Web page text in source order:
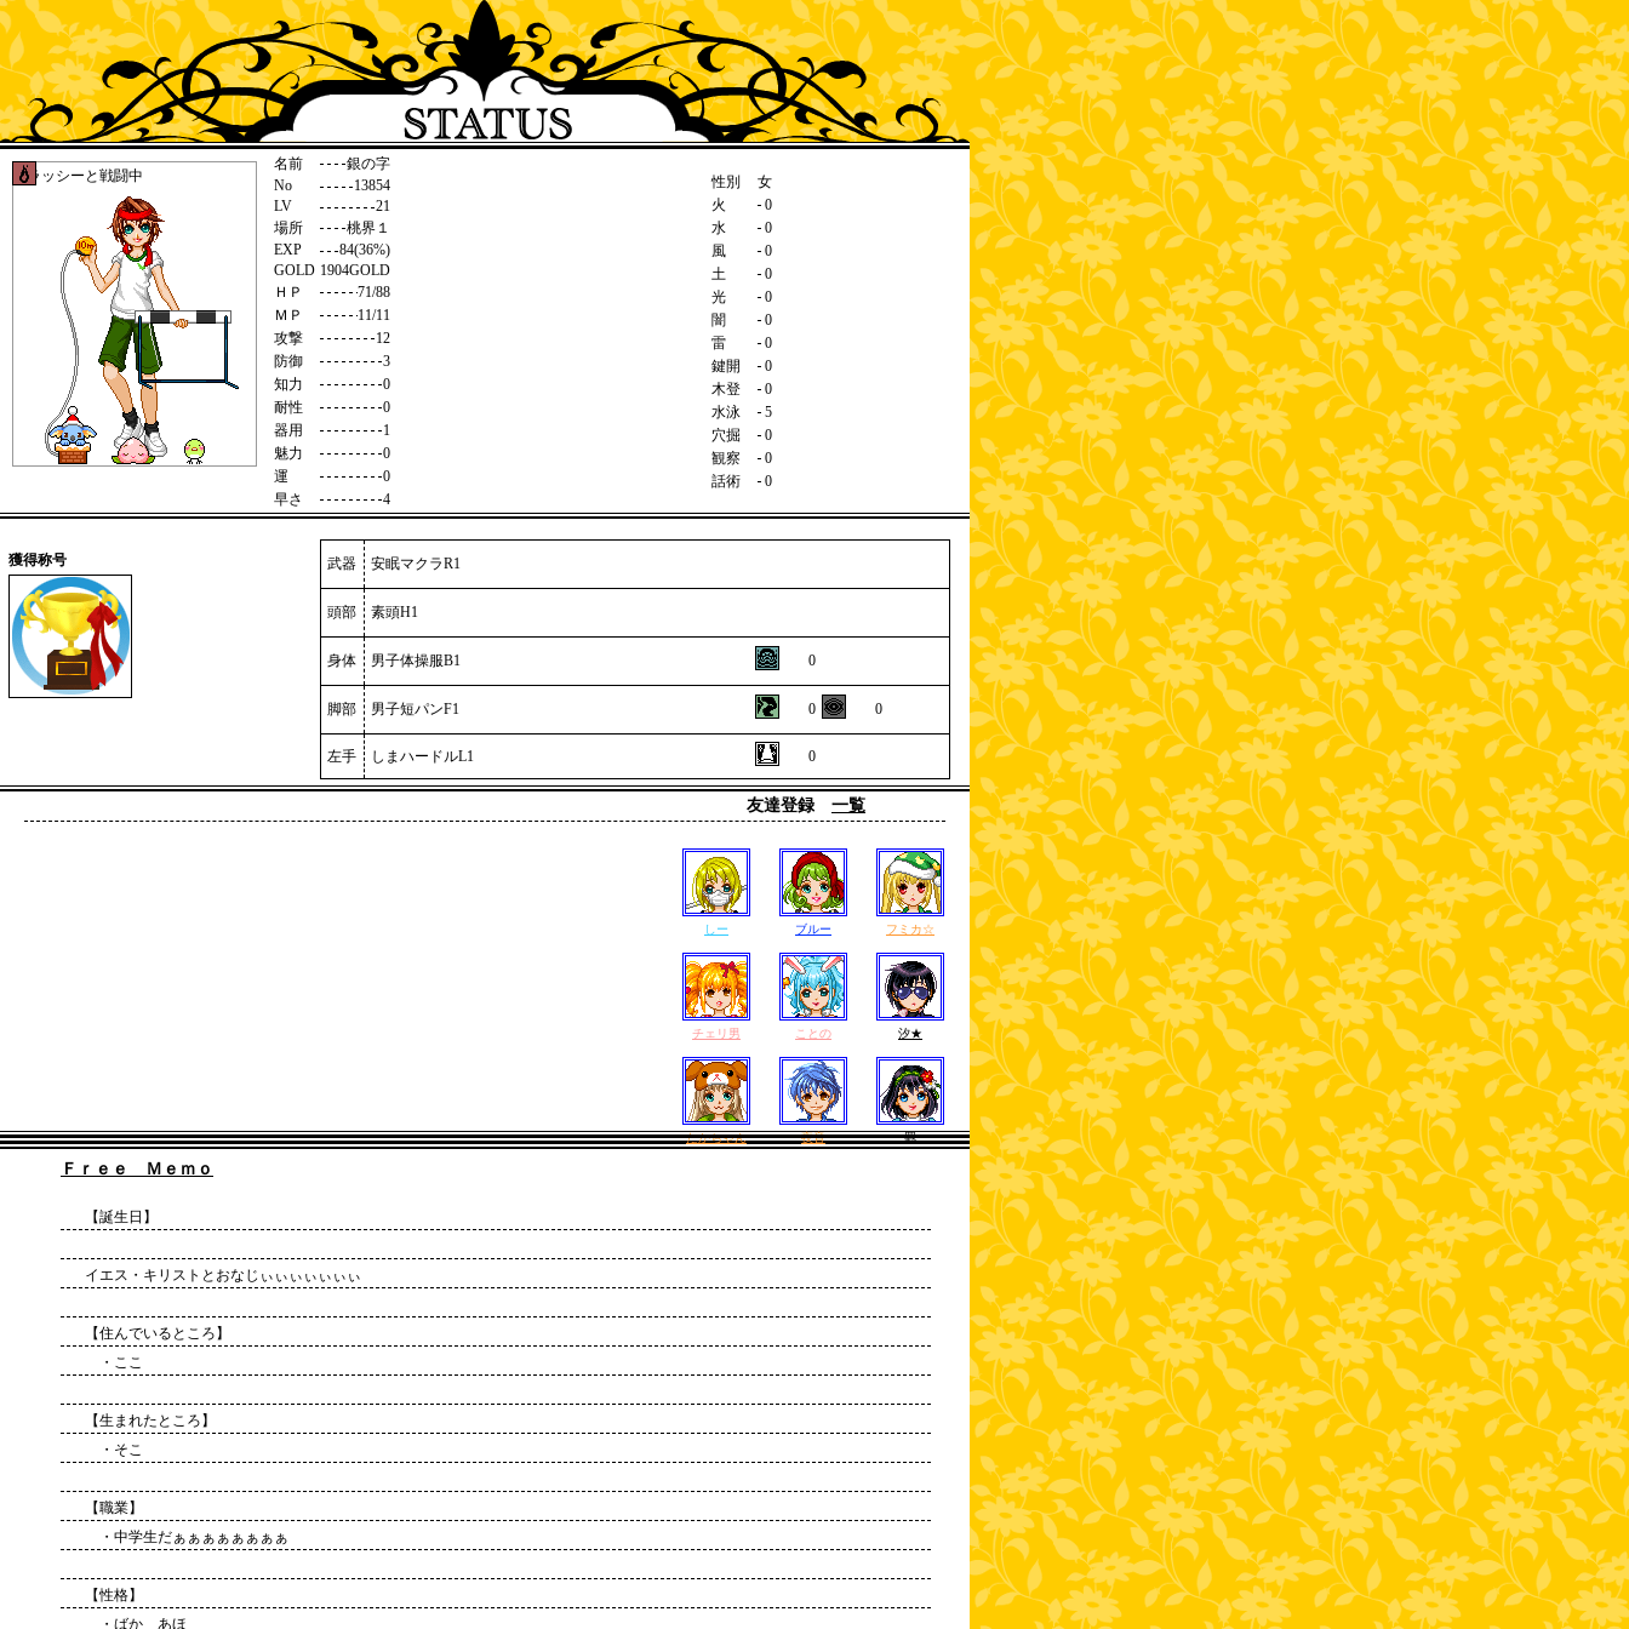
グラッシーと戦闘中
名前
銀の字
No
13854
LV
21
場所
桃界１
EXP
84(36%)
GOLD 1904GOLD
ＨＰ
71/88
ＭＰ
11/11
攻撃
12
防御
3
知力
0
耐性
0
器用
1
魅力
0
運
0
早さ
4
性別
女
火
0
水
0
風
0
土
0
光
0
闇
0
雷
0
鍵開
0
木登
0
水泳
5
穴掘
0
観察
0
話術
0
獲得称号 武器 安眠マクラR1
頭部 素頭H1
身体 男子体操服B1 0
脚部 男子短パンF1 0 0
左手 しまハードルL1 0
友達登録 一覧
しー ブルー フミカ☆
チェリ男 ことの 汐★
たかちゃん 夜音 罫
Ｆｒｅｅ Ｍｅｍｏ
【誕生日】
イエス・キリストとおなじぃぃぃぃぃぃぃ
【住んでいるところ】
・ここ
【生まれたところ】
・そこ
【職業】
・中学生だぁぁぁぁぁぁぁぁ
【性格】
・ばか あほ